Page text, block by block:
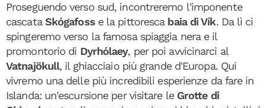
Proseguendo verso sud, incontreremo l'imponente
cascata Skógafoss e la pittoresca baia di Vík. Da lì ci
spingeremo verso la famosa spiaggia nera e il
promontorio di Dyrhólaey, per poi avvicinarci al
Vatnajökull, il ghiacciaio più grande d'Europa. Qui
vivremo una delle più incredibili esperienze da fare in
Islanda: un'escursione per visitare le Grotte di